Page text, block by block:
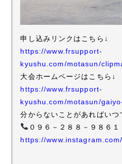
申し込みリンクはこちら↓
https://www.frsupport-
kyushu.com/motasun/
大会ホームページはこちら↓
https://www.frsupport-
kyushu.com/motasun/
分からないことがあればいつ
０９６－２８８－９８６１
https://